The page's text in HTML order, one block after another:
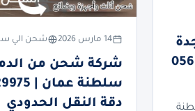
14 مارس 2026 شحن الي
شركة شحن من
دقة النقل الحدودي